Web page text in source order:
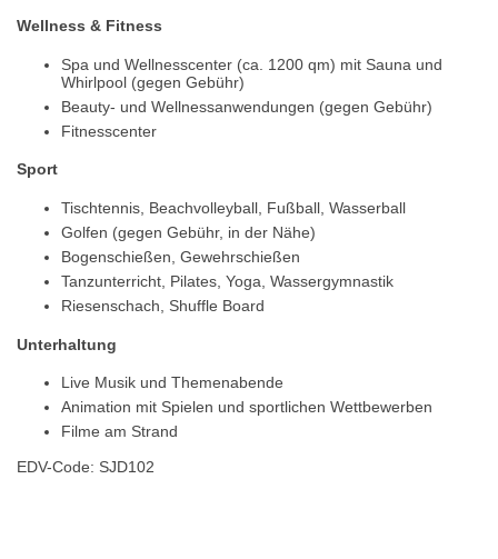
Wellness & Fitness
Spa und Wellnesscenter (ca. 1200 qm) mit Sauna und
Whirlpool (gegen Gebühr)
Beauty- und Wellnessanwendungen (gegen Gebühr)
Fitnesscenter
Sport
Tischtennis, Beachvolleyball, Fußball, Wasserball
Golfen (gegen Gebühr, in der Nähe)
Bogenschießen, Gewehrschießen
Tanzunterricht, Pilates, Yoga, Wassergymnastik
Riesenschach, Shuffle Board
Unterhaltung
Live Musik und Themenabende
Animation mit Spielen und sportlichen Wettbewerben
Filme am Strand
EDV-Code: SJD102